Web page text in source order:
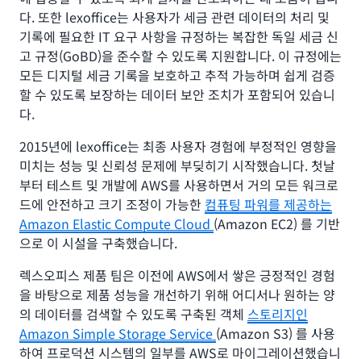
다. 또한 lexoffice는 사용자가 세금 관련 데이터의 처리 및
기록에 필요한 IT 요구 사항을 규정하는 복잡한 독일 세금 신
고 규정(GoBD)을 준수할 수 있도록 지원합니다. 이 규정에는
모든 디지털 세금 기록을 보호하고 추적 가능하며 쉽게 검증
할 수 있도록 보장하는 데이터 보안 조치가 포함되어 있습니
다.
2015년에 lexoffice는 최종 사용자 경험에 부정적인 영향을
미치는 성능 및 신뢰성 문제에 부딪히기 시작했습니다. 첫날
부터 테스트 및 개발에 AWS를 사용하면서 거의 모든 워크로
드에 안전하고 크기 조정이 가능한 컴퓨팅 파워를 제공하는
Amazon Elastic Compute Cloud (Amazon EC2) 를 기반
으로 이 시설을 구축했습니다.
렉스오피스 제품 팀은 이전에 AWS에서 쌓은 긍정적인 경험
을 바탕으로 제품 성능을 개선하기 위해 어디서나 원하는 양
의 데이터를 검색할 수 있도록 구축된 객체 스토리지인
Amazon Simple Storage Service (Amazon S3) 를 사용
하여 프로덕션 시스템의 일부를 AWS로 마이그레이션했습니